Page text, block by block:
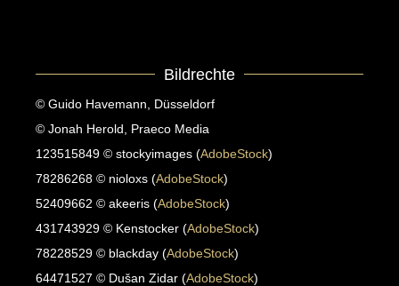
Bildrechte
© Guido Havemann, Düsseldorf
© Jonah Herold, Praeco Media
123515849 © stockyimages (AdobeStock)
78286268 © nioloxs (AdobeStock)
52409662 © akeeris (AdobeStock)
431743929 © Kenstocker (AdobeStock)
78228529 © blackday (AdobeStock)
64471527 © Dušan Zidar (AdobeStock)